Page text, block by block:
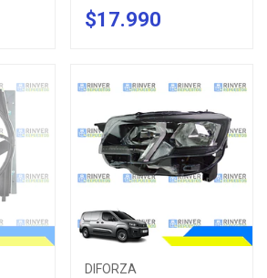
$17.990
DIFORZA